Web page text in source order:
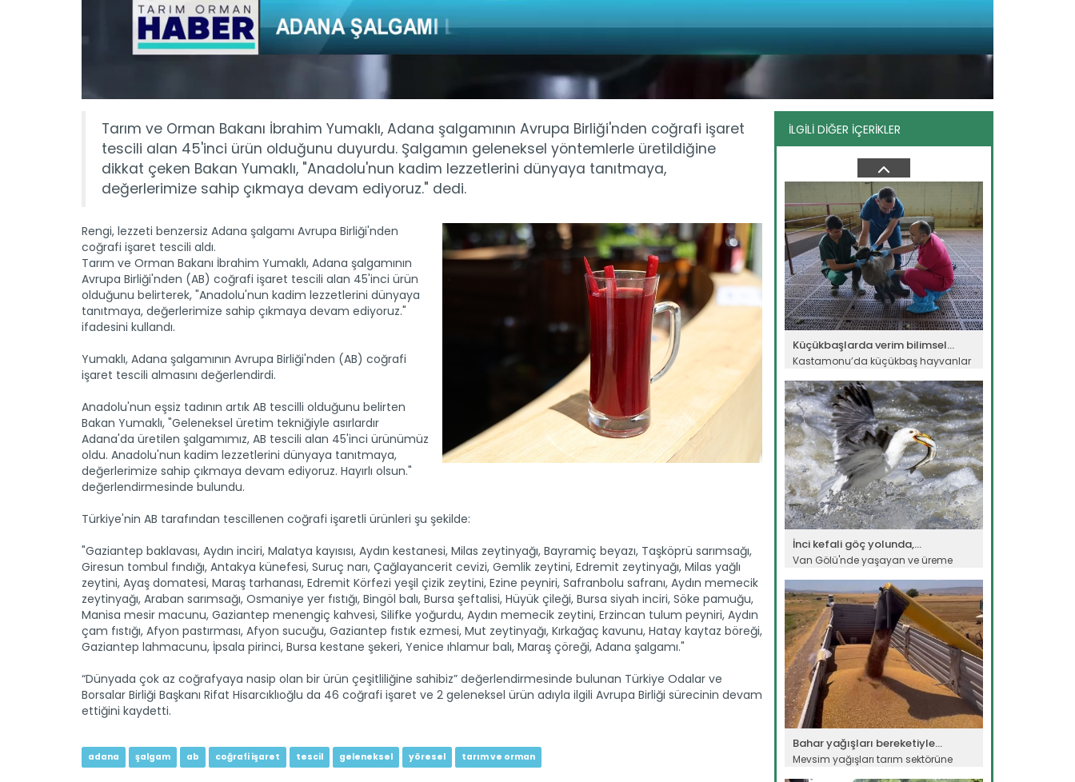
Tarım ve Orman Bakanı İbrahim Yumaklı, Adana şalgamının Avrupa Birliği'nden coğrafi işaret
tescili alan 45'inci ürün olduğunu duyurdu. Şalgamın geleneksel yöntemlerle üretildiğine
dikkat çeken Bakan Yumaklı, "Anadolu'nun kadim lezzetlerini dünyaya tanıtmaya,
değerlerimize sahip çıkmaya devam ediyoruz." dedi.
Rengi, lezzeti benzersiz Adana şalgamı Avrupa Birliği'nden
coğrafi işaret tescili aldı.
Tarım ve Orman Bakanı İbrahim Yumaklı, Adana şalgamının
Avrupa Birliği'nden (AB) coğrafi işaret tescili alan 45'inci ürün
olduğunu belirterek, "Anadolu'nun kadim lezzetlerini dünyaya
tanıtmaya, değerlerimize sahip çıkmaya devam ediyoruz."
ifadesini kullandı.
Yumaklı, Adana şalgamının Avrupa Birliği'nden (AB) coğrafi
işaret tescili almasını değerlendirdi.
Anadolu'nun eşsiz tadının artık AB tescilli olduğunu belirten
Bakan Yumaklı, "Geleneksel üretim tekniğiyle asırlardır
Adana'da üretilen şalgamımız, AB tescili alan 45'inci ürünümüz
oldu. Anadolu'nun kadim lezzetlerini dünyaya tanıtmaya,
değerlerimize sahip çıkmaya devam ediyoruz. Hayırlı olsun."
değerlendirmesinde bulundu.
Türkiye'nin AB tarafından tescillenen coğrafi işaretli ürünleri şu şekilde:
"Gaziantep baklavası, Aydın inciri, Malatya kayısısı, Aydın kestanesi, Milas zeytinyağı, Bayramiç beyazı, Taşköprü sarımsağı,
Giresun tombul fındığı, Antakya künefesi, Suruç narı, Çağlayancerit cevizi, Gemlik zeytini, Edremit zeytinyağı, Milas yağlı
zeytini, Ayaş domatesi, Maraş tarhanası, Edremit Körfezi yeşil çizik zeytini, Ezine peyniri, Safranbolu safranı, Aydın memecik
zeytinyağı, Araban sarımsağı, Osmaniye yer fıstığı, Bingöl balı, Bursa şeftalisi, Hüyük çileği, Bursa siyah inciri, Söke pamuğu,
Manisa mesir macunu, Gaziantep menengiç kahvesi, Silifke yoğurdu, Aydın memecik zeytini, Erzincan tulum peyniri, Aydın
çam fıstığı, Afyon pastırması, Afyon sucuğu, Gaziantep fıstık ezmesi, Mut zeytinyağı, Kırkağaç kavunu, Hatay kaytaz böreği,
Gaziantep lahmacunu, İpsala pirinci, Bursa kestane şekeri, Yenice ıhlamur balı, Maraş çöreği, Adana şalgamı."
“Dünyada çok az coğrafyaya nasip olan bir ürün çeşitliliğine sahibiz” değerlendirmesinde bulunan Türkiye Odalar ve
Borsalar Birliği Başkanı Rifat Hisarcıklıoğlu da 46 coğrafi işaret ve 2 geleneksel ürün adıyla ilgili Avrupa Birliği sürecinin devam
ettiğini kaydetti.
adana şalgam ab coğrafi işaret tescil geleneksel yöresel tarım ve orman
İLGİLİ DİĞER İÇERİKLER
Yavru porsuk emin ellerde
Doğa Koruma ve Milli Parklar Genel
Müdürlüğü ekipleri...
Küçükbaşlarda verim bilimsel...
Kastamonu’da küçükbaş hayvanlar
Devamını Oku ->
İnci kefali göç yolunda,...
Van Gölü'nde yaşayan ve üreme
Devamını Oku ->
Bahar yağışları bereketiyle...
Mevsim yağışları tarım sektörüne